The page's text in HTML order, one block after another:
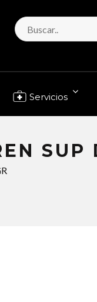
Servicios
SUP